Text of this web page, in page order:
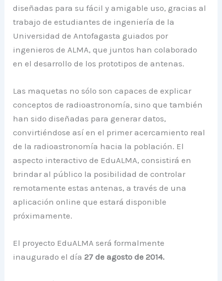
diseñadas para su fácil y amigable uso, gracias al
trabajo de estudiantes de ingeniería de la
Universidad de Antofagasta guiados por
ingenieros de ALMA, que juntos han colaborado
en el desarrollo de los prototipos de antenas.
Las maquetas no sólo son capaces de explicar
conceptos de radioastronomía, sino que también
han sido diseñadas para generar datos,
convirtiéndose así en el primer acercamiento real
de la radioastronomía hacia la población. El
aspecto interactivo de EduALMA, consistirá en
brindar al público la posibilidad de controlar
remotamente estas antenas, a través de una
aplicación online que estará disponible
próximamente.
El proyecto EduALMA será formalmente
inaugurado el día27 de agosto de 2014.